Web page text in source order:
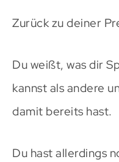
Zurück zu deiner
Du weißt, was dir
kannst als andere
damit bereits hast.
Du hast allerdings